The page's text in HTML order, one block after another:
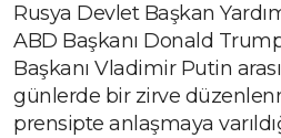
Rusya Devlet Başkan
ABD Başkanı Donald
Başkanı Vladimir Putin
günlerde bir zirve
prensipte anlaşmaya